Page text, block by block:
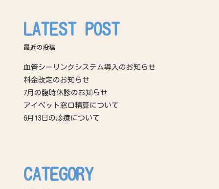
LATEST POST
最近の投稿
血管シーリングシステム導入のお知らせ
料金改定のお知らせ
7月の臨時休診のお知らせ
アイペット窓口精算について
6月13日の診療について
CATEGORY